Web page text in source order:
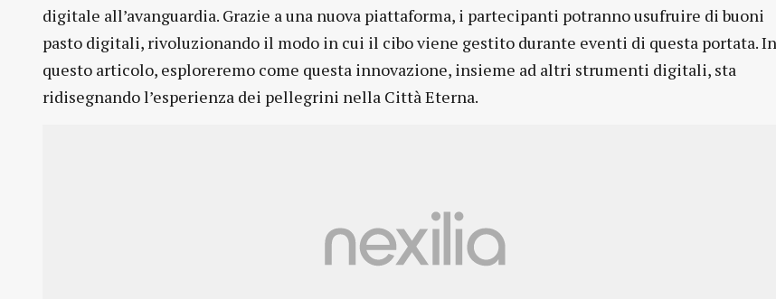
digitale all’avanguardia. Grazie a una nuova piattaforma, i partecipanti potranno usufruire di buoni
pasto digitali, rivoluzionando il modo in cui il cibo viene gestito durante eventi di questa portata. In
questo articolo, esploreremo come questa innovazione, insieme ad altri strumenti digitali, sta
ridisegnando l’esperienza dei pellegrini nella Città Eterna.